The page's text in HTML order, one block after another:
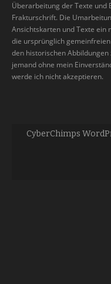
Überarbeitung der Texte und
Frakturschrift. Die
Ansichtskarten und Texte ein
die ursprünglich
den historischen
jemand ohne mein
werde ich nicht akzeptieren.
CyberChimps